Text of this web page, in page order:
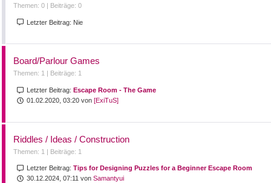
Themen: 0 | Beiträge: 0
Letzter Beitrag: Nie
Board/Parlour Games
Themen: 1 | Beiträge: 1
Letzter Beitrag: Escape Room - The Game
01.02.2020, 03:20 von[ExiTuS]
Riddles / Ideas / Construction
Themen: 1 | Beiträge: 1
Letzter Beitrag: Tips for Designing Puzzles for a Beginner Escape Room
30.12.2024, 07:11 vonSamantyui